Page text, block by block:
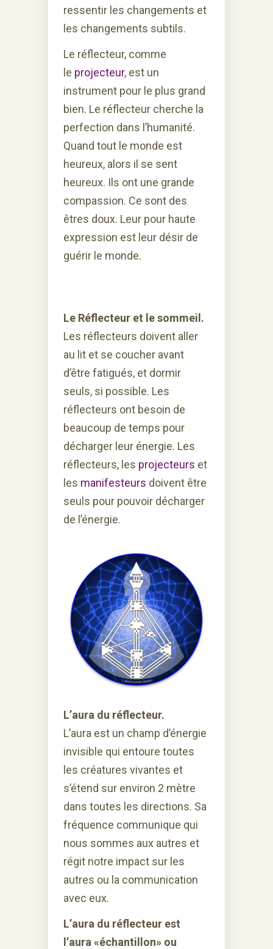
ressentir les changements et
les changements subtils.
Le réflecteur, comme
le projecteur, est un
instrument pour le plus grand
bien. Le réflecteur cherche la
perfection dans l’humanité.
Quand tout le monde est
heureux, alors il se sent
heureux. Ils ont une grande
compassion. Ce sont des
êtres doux. Leur pour haute
expression est leur désir de
guérir le monde.
Le Réflecteur et le sommeil.
Les réflecteurs doivent aller
au lit et se coucher avant
d’être fatigués, et dormir
seuls, si possible. Les
réflecteurs ont besoin de
beaucoup de temps pour
décharger leur énergie. Les
réflecteurs, les projecteurs et
les manifesteurs doivent être
seuls pour pouvoir décharger
de l’énergie.
L’aura du réflecteur.
L’aura est un champ d’énergie
invisible qui entoure toutes
les créatures vivantes et
s’étend sur environ 2 mètre
dans toutes les directions. Sa
fréquence communique qui
nous sommes aux autres et
régit notre impact sur les
autres ou la communication
avec eux.
L’aura du réflecteur est
l’aura «échantillon» ou